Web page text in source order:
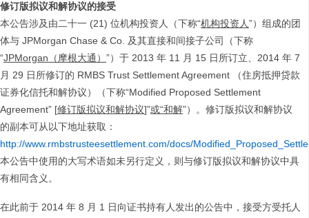
修订版拟议和解协议的接受
本公告涉及由二十一 (21) 位机构投资人（下称“机构投资人”）组成的团
体与 JPMorgan Chase & Co. 及其直接和间接子公司（下称
“JPMorgan （摩根大通） ”）于 2013 年 11 月 15 日所订立、2014 年 7
月 29 日所修订的 RMBS Trust Settlement Agreement （住房抵押贷款
证券化信托和解协议）（下称“Modified Proposed Settlement
Agreement” [修订版拟议和解协议]”或“和解”）。修订版拟议和解协议
的副本可从以下地址获取：
http://www.rmbstrusteesettlement.com/docs/
本公告中使用的大写术语如未另行定义，则与修订版拟议和解协议中具
有相同含义。
在此前于 2014 年 8 月 1 日向证书持有人发出的公告中，接受方受托人